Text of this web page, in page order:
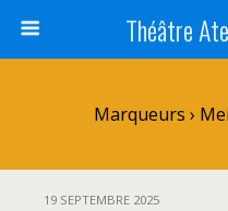
Théâtre
Marqueurs ›
19 SEPTEMBRE 2025